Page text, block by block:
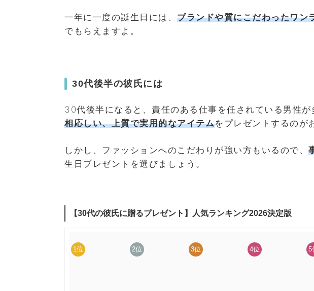
一年に一度の誕生日には、 ブランドや質にこだわったワン
でもらえますよ。
30代後半の彼氏には
30代後半になると、責任のある仕事を任されている男性が
相応しい、上質で実用的なアイテムをプレゼントするのが
しかし、ファッションへのこだわりが強い方もいるので、
生日プレゼントを選びましょう。